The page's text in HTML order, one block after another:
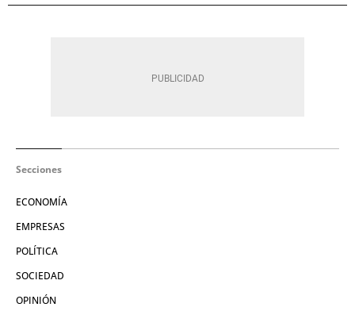
Secciones
ECONOMÍA
EMPRESAS
POLÍTICA
SOCIEDAD
OPINIÓN